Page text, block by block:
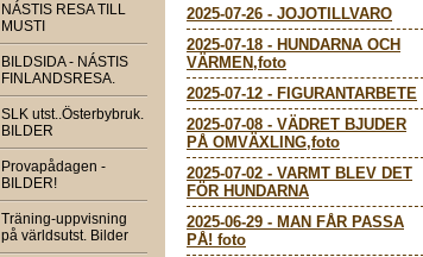
NÁSTIS RESA TILL
MUSTI
BILDSIDA - NÁSTIS
FINLANDSRESA.
SLK utst..Österbybruk.
BILDER
Provapådagen -
BILDER!
Träning-uppvisning
på världsutst. Bilder
2025-07-26 - JOJOTILLVARO
2025-07-18 - HUNDARNA OCH
VÄRMEN,foto
2025-07-12 - FIGURANTARBETE
2025-07-08 - VÄDRET BJUDER
PÅ OMVÄXLING,foto
2025-07-02 - VARMT BLEV DET
FÖR HUNDARNA
2025-06-29 - MAN FÅR PASSA
PÅ! foto